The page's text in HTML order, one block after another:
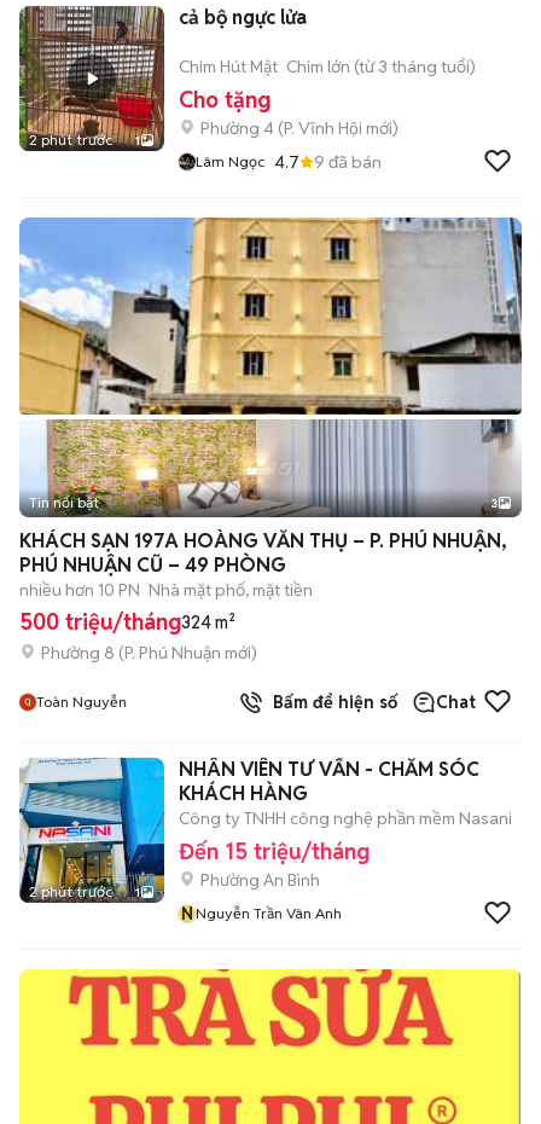
2 phút trước 1
cả bộ ngực lửa
Chim Hút Mật Chim lớn (từ 3 tháng tuổi)
Cho tặng
Phường 4 (P. Vĩnh Hội mới)
Lâm Ngọc 4.7 9 đã bán
Tin nổi bật 3
KHÁCH SẠN 197A HOÀNG VĂN THỤ – P. PHÚ NHUẬN,
PHÚ NHUẬN CŨ – 49 PHÒNG
nhiều hơn 10 PN Nhà mặt phố, mặt tiền
500 triệu/tháng324 m²
Phường 8 (P. Phú Nhuận mới)
Toàn Nguyễn Bấm để hiện số Chat
2 phút trước 1
NHÂN VIÊN TƯ VẤN - CHĂM SÓC
KHÁCH HÀNG
Công ty TNHH công nghệ phần mềm Nasani
Đến 15 triệu/tháng
Phường An Bình
NNguyễn Trần Vân Anh